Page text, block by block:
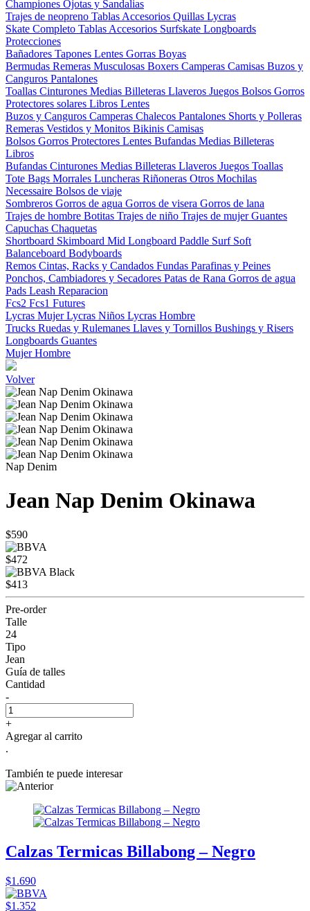
Championes Ojotas y Sandalias
Trajes de neopreno Tablas Accesorios Quillas Lycras
Skate Completo Tablas Accesorios Surfskate Longboards
Protecciones
Bañadores Tapones Lentes Gorras Boyas
Bermudas Remeras Musculosas Boxers Camperas Camisas Buzos y
Canguros Pantalones
Toallas Cinturones Medias Billeteras Llaveros Juegos Bolsos Gorros
Protectores solares Libros Lentes
Buzos y Canguros Camperas Chalecos Pantalones Shorts y Polleras
Remeras Vestidos y Monitos Bikinis Camisas
Bolsos Gorros Protectores Lentes Bufandas Medias Billeteras
Libros
Bufandas Cinturones Medias Billeteras Llaveros Juegos Toallas
Tote Bags Morrales Luncheras Riñoneras Otros Mochilas
Necessaire Bolsos de viaje
Sombreros Gorros de agua Gorros de visera Gorros de lana
Trajes de hombre Botitas Trajes de niño Trajes de mujerGuantes
Capuchas Chaquetas
Shortboard Skimboard Mid Longboard Paddle Surf Soft
Balanceboard Bodyboards
Remos Cintas, Racks y Candados Fundas Parafinas y Peines
Ponchos, Cambiadores y Secadores Patas de Rana Gorros de agua
Pads Leash Reparacion
Fcs2 Fcs1 Futures
Lycras MujerLycras Niños Lycras Hombre
Trucks Ruedas y Rulemanes Llaves y Tornillos Bushings y Risers
Longboards Guantes
MujerHombre
Volver
Nap Denim
Jean Nap Denim Okinawa
$590
$472
$413
Pre-order
Talle
24
Tipo
Jean
Guía de talles
Cantidad
-
+
Agregar al carrito
.
También te puede interesar
Calzas Termicas Billabong – Negro
$1.690
$1.352